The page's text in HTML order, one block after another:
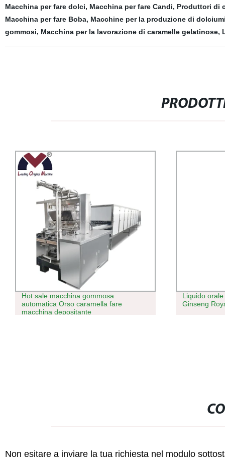
Macchina per fare dolci, Macchina per fare Candi, Produttori di
Macchina per fare Boba, Macchine per la produzione di
gommosi, Macchina per la lavorazione di caramelle gelatinose,
Hot sale macchina gommosa
automatica Orso caramella fare
macchina depositante
Liquido
Ginseng
Non esitare a inviare la tua richiesta nel modulo